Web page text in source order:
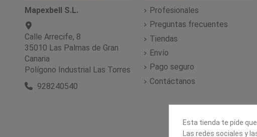
Mapexbell S.L.
Calle Arrecife, 8
35010 Las Palmas de Gran
Canaria
Polígono Industrial Las Torres
928240540
Profesionales
Preguntas frecuentes
Tiendas
Envío
Pago seguro
Contáctanos
Esta tienda te pide
Las redes sociales y